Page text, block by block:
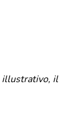
illustrativo, il